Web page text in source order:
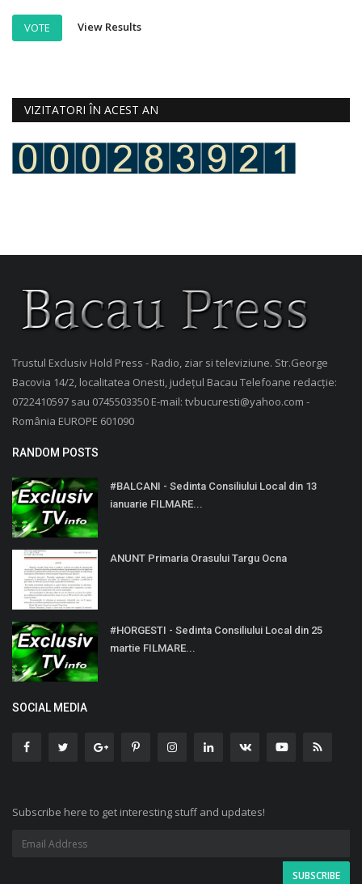
VOTE View Results
VIZITATORI ÎN ACEST AN
Trustul Exclusiv Hold Press - Radio, ziar si televiziune. Str.George
Bacovia 14/2, localitatea Onesti, județul Bacau Telefoane redacție:
0722410597 sau 0745503350 E-mail: tvbucuresti@yahoo.com -
România EUROPE 601090
RANDOM POSTS
#BALCANI - Sedinta Consiliului Local din 13
ianuarie FILMARE...
ANUNT Primaria Orasului Targu Ocna
#HORGESTI - Sedinta Consiliului Local din 25
martie FILMARE...
SOCIAL MEDIA
Subscribe here to get interesting stuff and updates!